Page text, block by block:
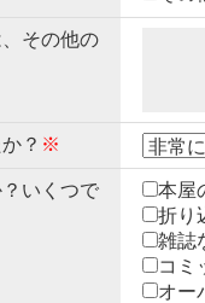
その他の
？ ※
いくつで
本屋
折り
雑誌
コミ
オー